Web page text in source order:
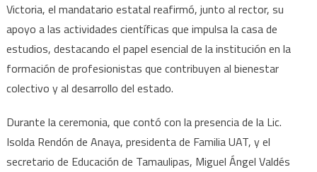
Día
Victoria, el mandatario estatal reafirmó, junto al rector, su
apoyo a las actividades científicas que impulsa la casa de
estudios, destacando el papel esencial de la institución en la
formación de profesionistas que contribuyen al bienestar
colectivo y al desarrollo del estado.
Durante la ceremonia, que contó con la presencia de la Lic.
Isolda Rendón de Anaya, presidenta de Familia UAT, y el
secretario de Educación de Tamaulipas, Miguel Ángel Valdés